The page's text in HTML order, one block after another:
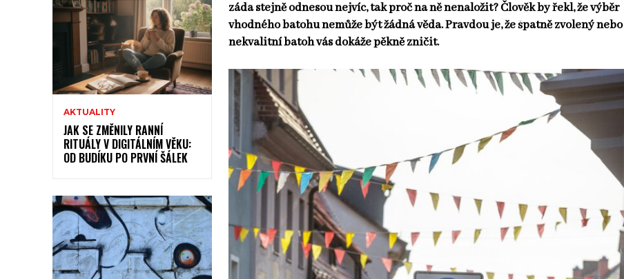
AKTUALITY
JAK SE ZMĚNILY RANNÍ
RITUÁLY V DIGITÁLNÍM VĚKU:
OD BUDÍKU PO PRVNÍ ŠÁLEK
záda stejně odnesou nejvíc, tak proč na ně nenaložit? Člověk by řekl, že výběr
vhodného batohu nemůže být žádná věda. Pravdou je, že špatně zvolený nebo
nekvalitní batoh vás dokáže pěkně zničit.